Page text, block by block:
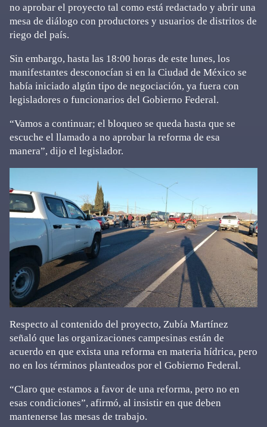
no aprobar el proyecto tal como está redactado y abrir una
mesa de diálogo con productores y usuarios de distritos de
riego del país.
Sin embargo, hasta las 18:00 horas de este lunes, los
manifestantes desconocían si en la Ciudad de México se
había iniciado algún tipo de negociación, ya fuera con
legisladores o funcionarios del Gobierno Federal.
“Vamos a continuar; el bloqueo se queda hasta que se
escuche el llamado a no aprobar la reforma de esa
manera”, dijo el legislador.
Respecto al contenido del proyecto, Zubía Martínez
señaló que las organizaciones campesinas están de
acuerdo en que exista una reforma en materia hídrica, pero
no en los términos planteados por el Gobierno Federal.
“Claro que estamos a favor de una reforma, pero no en
esas condiciones”, afirmó, al insistir en que deben
mantenerse las mesas de trabajo.